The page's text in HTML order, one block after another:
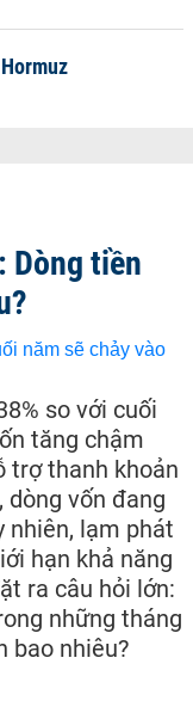
Dòng tiền
so với cuối
tăng chậm
trợ thanh khoản
dòng vốn đang
nhiên, lạm phát
hạn khả năng
ra câu hỏi lớn:
những tháng
bao nhiêu?